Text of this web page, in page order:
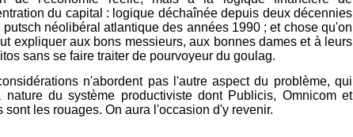
du capital : logique déchaînée depuis deux décennies
putsch néolibéral atlantique des années 1990 ; et chose qu'on
expliquer aux bons messieurs, aux bonnes dames et à leurs
sans se faire traiter de pourvoyeur du goulag.
n'abordent pas l'autre aspect du problème, qui
nature du système productiviste dont Publicis, Omnicom et
sont les rouages. On aura l'occasion d'y revenir.